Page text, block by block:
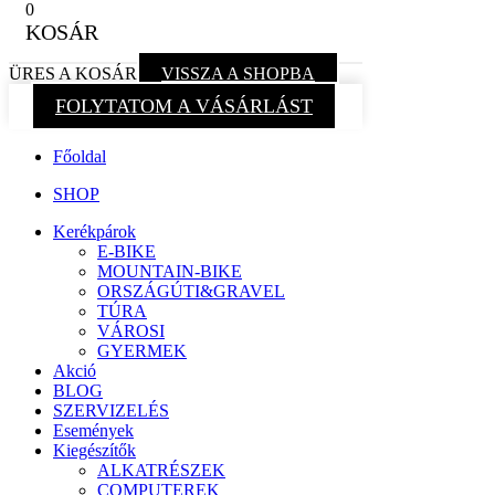
0
KOSÁR
ÜRES A KOSÁR VISSZA A SHOPBA
FOLYTATOM A VÁSÁRLÁST
Főoldal
SHOP
Kerékpárok
E-BIKE
MOUNTAIN-BIKE
ORSZÁGÚTI&GRAVEL
TÚRA
VÁROSI
GYERMEK
Akció
BLOG
SZERVIZELÉS
Események
Kiegészítők
ALKATRÉSZEK
COMPUTEREK